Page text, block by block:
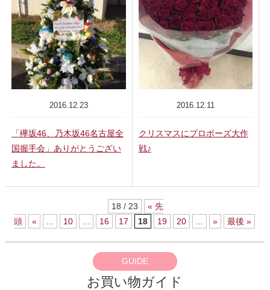
2016.12.23
「欅坂46、乃木坂46名古屋全
国握手会」ありがとうござい
ました。
2016.12.11
クリスマスにプロポーズ大作
戦♪
18 / 23
« 先
頭
« 10 16 17 18 19 20 » 最後 »
GUIDE
お買い物ガイド